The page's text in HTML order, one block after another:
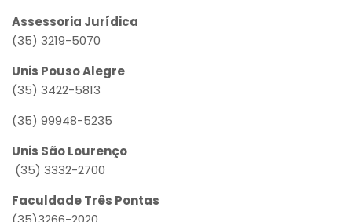
Assessoria Jurídica
(35) 3219-5070
Unis Pouso Alegre
(35) 3422-5813
(35) 99948-5235
Unis São Lourenço
(35) 3332-2700
Faculdade Três Pontas